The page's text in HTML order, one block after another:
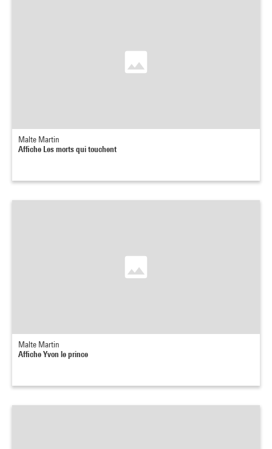
Malte Martin
Affiche Les morts qui touchent
Malte Martin
Affiche Yvon le prince